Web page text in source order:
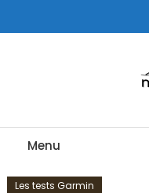
To
Menu
Les tests Garmin